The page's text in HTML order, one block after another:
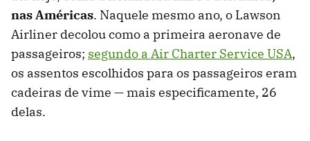
nas Américas. Naquele mesmo ano, o Lawson
Airliner decolou como a primeira aeronave de
passageiros; segundo a Air Charter Service USA,
os assentos escolhidos para os passageiros eram
cadeiras de vime — mais especificamente, 26
delas.